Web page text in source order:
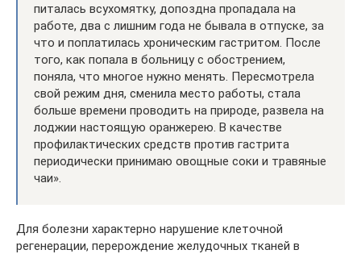
питалась всухомятку, допоздна пропадала на
работе, два с лишним года не бывала в отпуске, за
что и поплатилась хроническим гастритом. После
того, как попала в больницу с обострением,
поняла, что многое нужно менять. Пересмотрела
свой режим дня, сменила место работы, стала
больше времени проводить на природе, развела на
лоджии настоящую оранжерею. В качестве
профилактических средств против гастрита
периодически принимаю овощные соки и травяные
чаи».
Для болезни характерно нарушение клеточной
регенерации, перерождение желудочных тканей в